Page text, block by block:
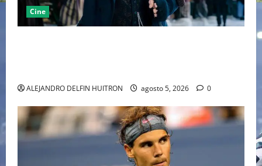
Cine
ALEJANDRO DELFIN HUITRON agosto 5, 2026 0